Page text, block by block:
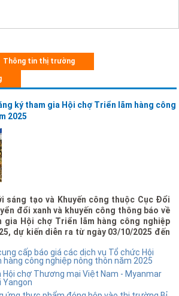
Thông tin thị trường
ký tham gia Hội chợ Triển lãm hàng công
2025
sáng tạo và Khuyến công thuộc Cục Đổi
đổi xanh và khuyến công thông báo về
gia Hội chợ Triển lãm hàng công nghiệp
dự kiến diễn ra từ ngày 03/10/2025 đến
cấp báo giá các dịch vụ Tổ chức Hội
công nghiệp nông thôn năm 2025
Hội chợ Thương mại Việt Nam - Myanmar
Yangon